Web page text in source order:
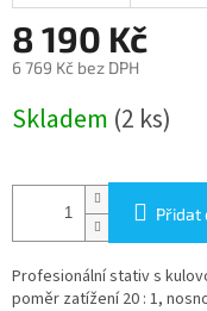
8 190 Kč
6 769 Kč bez DPH
cena:
Skladem (2 ks)
Přidat
Profesionální stativ s
poměr zatížení 20 : 1,